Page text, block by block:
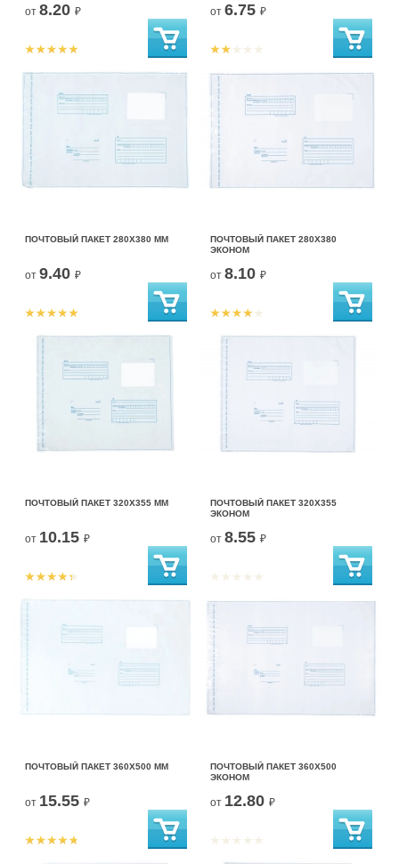
от 8.20 ₽ от 6.75 ₽
ПОЧТОВЫЙ ПАКЕТ 280Х380 ММ
от 9.40 ₽
ПОЧТОВЫЙ ПАКЕТ 280Х380
ЭКОНОМ
от 8.10 ₽
ПОЧТОВЫЙ ПАКЕТ 320Х355 ММ
от 10.15 ₽
ПОЧТОВЫЙ ПАКЕТ 320Х355
ЭКОНОМ
от 8.55 ₽
ПОЧТОВЫЙ ПАКЕТ 360Х500 ММ
от 15.55 ₽
ПОЧТОВЫЙ ПАКЕТ 360Х500
ЭКОНОМ
от 12.80 ₽